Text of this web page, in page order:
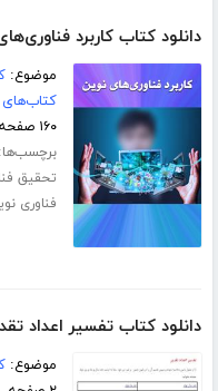
دانلود کتاب کاربرد
موضوع:
۱۶۰ صفحه
برچسب‌ها:
تحقیق
فناوری
دانلود کتاب تفسیر اعداد
موضوع: